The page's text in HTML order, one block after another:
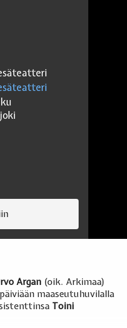
Argan (oik. Arkimaa)
maaseutuhuvilalla
Toini